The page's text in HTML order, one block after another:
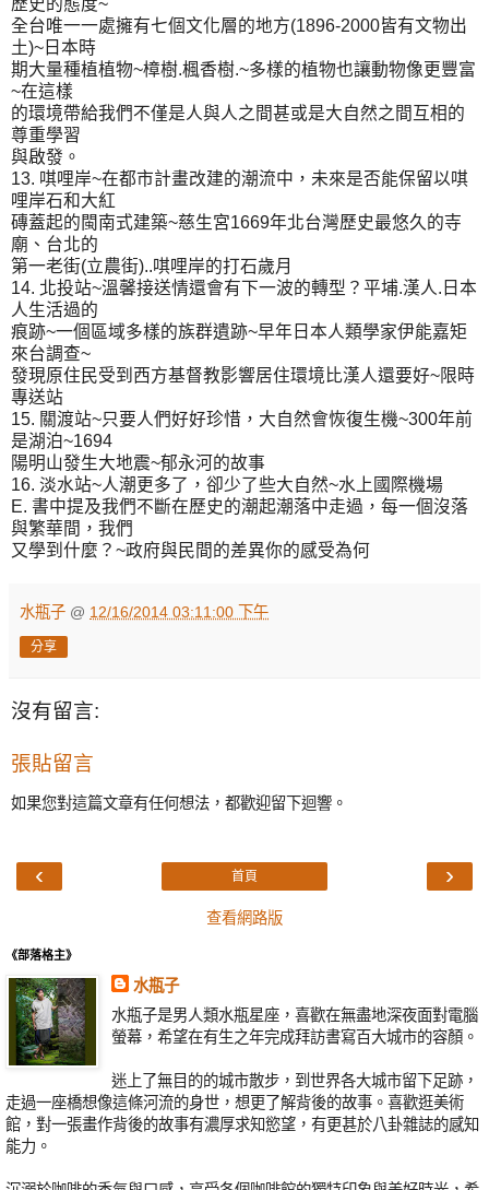
全台唯一一處擁有七個文化層的地方(1896-2000皆有文物出
土)~日本時
期大量種植植物~樟樹.楓香樹.~多樣的植物也讓動物像更豐富
~在這樣
的環境帶給我們不僅是人與人之間甚或是大自然之間互相的
尊重學習
與啟發。
13. 唭哩岸~在都市計畫改建的潮流中，未來是否能保留以唭
哩岸石和大紅
磚蓋起的閩南式建築~慈生宮1669年北台灣歷史最悠久的寺
廟、台北的
第一老街(立農街)..唭哩岸的打石歲月
14. 北投站~溫馨接送情還會有下一波的轉型？平埔.漢人.日本
人生活過的
痕跡~一個區域多樣的族群遺跡~早年日本人類學家伊能嘉矩
來台調查~
發現原住民受到西方基督教影響居住環境比漢人還要好~限時
專送站
15. 關渡站~只要人們好好珍惜，大自然會恢復生機~300年前
是湖泊~1694
陽明山發生大地震~郁永河的故事
16. 淡水站~人潮更多了，卻少了些大自然~水上國際機場
E. 書中提及我們不斷在歷史的潮起潮落中走過，每一個沒落
與繁華間，我們
又學到什麼？~政府與民間的差異你的感受為何
水瓶子 @ 12/16/2014 03:11:00 下午
分享
沒有留言:
張貼留言
如果您對這篇文章有任何想法，都歡迎留下迴響。
‹ ›
首頁
查看網路版
《部落格主》
水瓶子
水瓶子是男人類水瓶星座，喜歡在無盡地深夜面對電腦
螢幕，希望在有生之年完成拜訪書寫百大城市的容顏。
迷上了無目的的城市散步，到世界各大城市留下足跡，
走過一座橋想像這條河流的身世，想更了解背後的故事。喜歡逛美術
館，對一張畫作背後的故事有濃厚求知慾望，有更甚於八卦雜誌的感知
能力。